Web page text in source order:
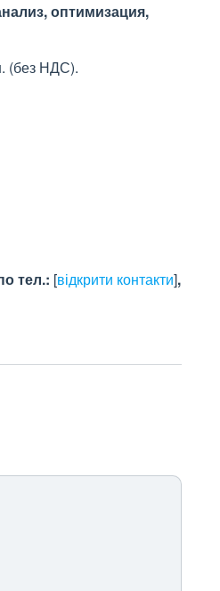
оптимизация,
(без НДС).
тел.: [відкрити контакти],